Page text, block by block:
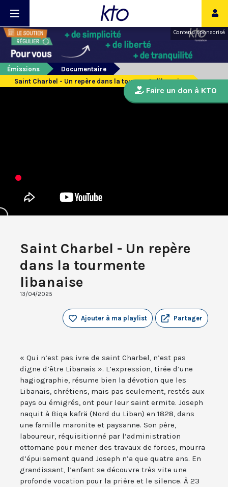
Contenu sponsorisé
Émissions
Documentaire
Saint Charbel - Un repère dans la tourmente libanaise
Saint Charbel - Un repère
dans la tourmente
libanaise
13/04/2025
Partager
Ajouter à ma playlist
« Qui n’est pas ivre de saint Charbel, n’est pas
digne d’être Libanais ». L’expression, tirée d’une
hagiographie, résume bien la dévotion que les
Libanais, chrétiens, mais pas seulement, restés aux
pays ou émigrés, ont pour leur saint ermite. Joseph
naquit à Biqa kafrä (Nord du Liban) en 1828, dans
une famille maronite et paysanne. Son père,
laboureur, réquisitionné par l’administration
ottomane pour mener des travaux de forces, mourra
d’épuisement quand Joseph n’a que quatre ans. En
grandissant, l’enfant se découvre très vite une
profonde vocation pour la prière et le silence. À 23
Faire un don à KTO